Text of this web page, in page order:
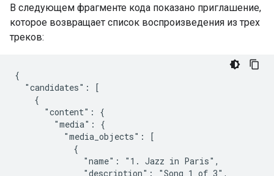
В следующем фрагменте кода показано приглашение,
которое возвращает список воспроизведения из трех
треков:
{
  "candidates": [
    {
      "content": {
        "media": {
          "media_objects": [
            {
              "name": "1. Jazz in Paris",
              "description": "Song 1 of 3",